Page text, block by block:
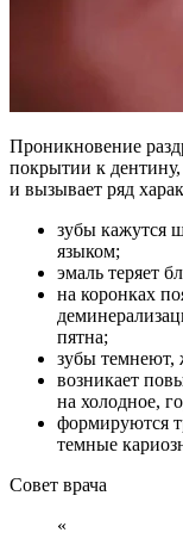
Проникновение
покрытии к дентину,
и вызывает ряд
зубы кажутся
языком;
эмаль теряет
на коронках
пятна;
зубы темнеют,
возникает
на холодное,
формируются
темные
Совет врача